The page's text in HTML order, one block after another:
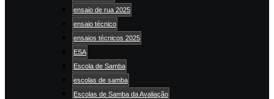
ensaio de rua 2025
ensaio técnico
ensaios técnicos 2025
ESA
Escola de Samba
escolas de samba
Escolas de Samba da Avaliação